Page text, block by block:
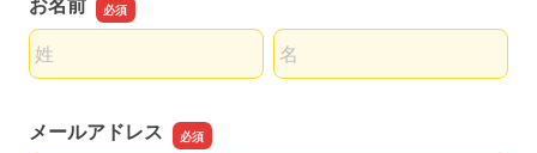
名前の姓
名前の名
メールアドレス